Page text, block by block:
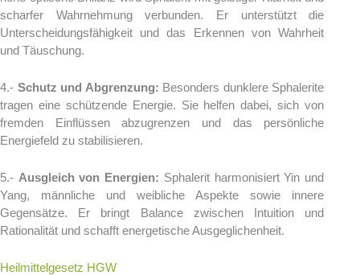
scharfer Wahrnehmung verbunden. Er unterstützt die
Unterscheidungsfähigkeit und das Erkennen von Wahrheit
und Täuschung.
4.- Schutz und Abgrenzung: Besonders dunklere Sphalerite
tragen eine schützende Energie. Sie helfen dabei, sich von
fremden Einflüssen abzugrenzen und das persönliche
Energiefeld zu stabilisieren.
5.- Ausgleich von Energien: Sphalerit harmonisiert Yin und
Yang, männliche und weibliche Aspekte sowie innere
Gegensätze. Er bringt Balance zwischen Intuition und
Rationalität und schafft energetische Ausgeglichenheit.
Heilmittelgesetz HGW